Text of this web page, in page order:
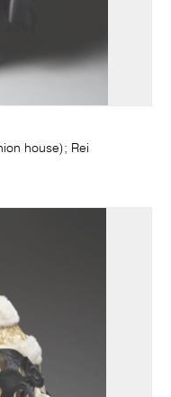
house); Rei